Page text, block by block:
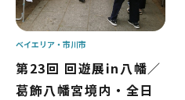
第23回 回遊展in八幡／
葛飾八幡宮境内・全日
ベイエリア 市川市